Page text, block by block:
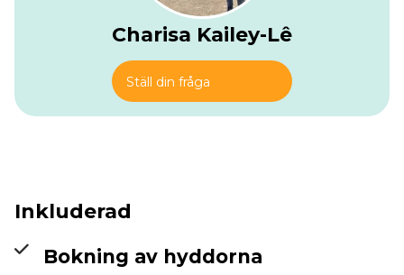
Charisa Kailey-Lê
Ställ din fråga
Inkluderad
Bokning av hyddorna